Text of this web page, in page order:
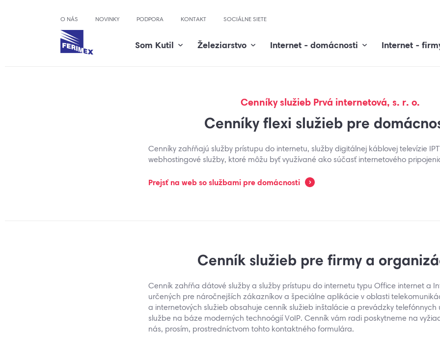
O NÁS NOVINKY PODPORA KONTAKT SOCIÁLNE SIETE
Som Kutil Železiarstvo Internet - domácnosti Internet -
Cenníky služieb Prvá internetová, s. r. o.
Cenníky flexi služieb pre
Cenníky zahŕňajú služby prístupu do internetu, služby digitálnej káblovej televízie
webhostingové služby, ktoré môžu byť využívané ako súčasť internetového
Prejsť na web so službami pre domácnosti
Cenník služieb pre firmy a
Cenník zahŕňa dátové služby a služby prístupu do internetu typu Office internet a
určených pre náročnejších zákazníkov a špeciálne aplikácie v oblasti
a internetových služieb obsahuje cenník služieb inštalácie a prevádzky telefónnych
službe na báze moderných technoógií VoIP. Cenník vám radi poskytneme na
nás, prosím, prostredníctvom tohto kontaktného formulára.